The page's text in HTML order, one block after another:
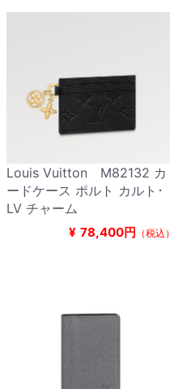
Louis Vuitton M82132 カ
ードケース ポルト カルト･
LV チャーム
¥ 78,400円 （税込）